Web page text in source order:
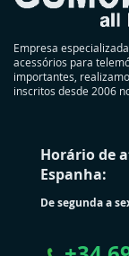
Empresa
acessórios para
importantes,
inscritos desde 2006
Horário de
Espanha:
De segunda a